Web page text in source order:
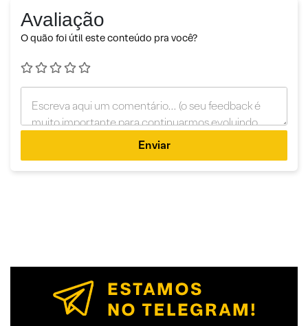
Avaliação
O quão foi útil este conteúdo pra você?
Enviar